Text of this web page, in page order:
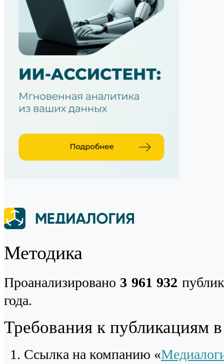
Методика
Проанализировано 3 961 932
года.
Требования к публикациям
Cсылка на компанию «